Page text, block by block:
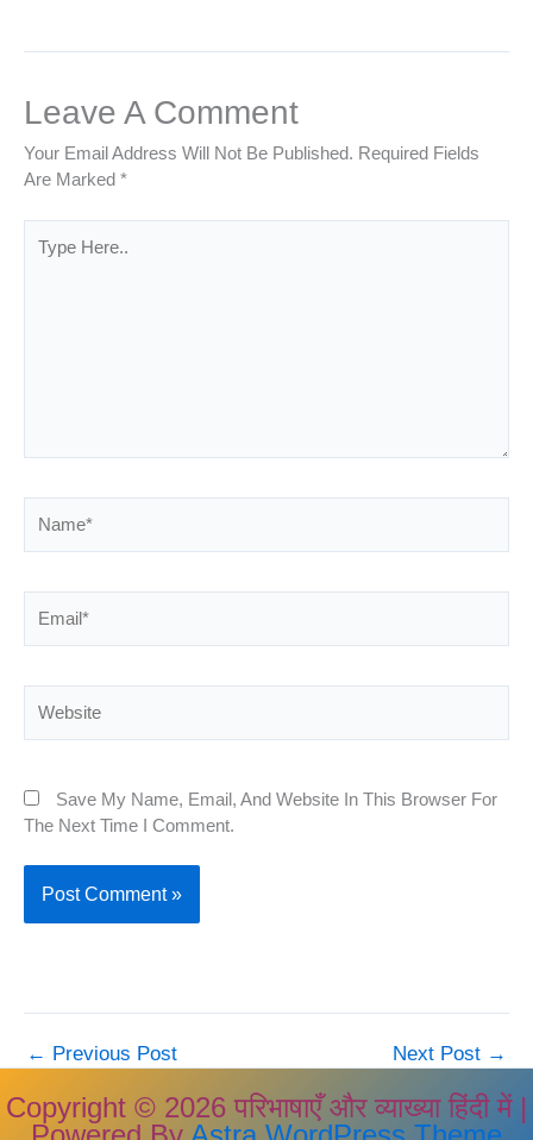
Leave A Comment
Your Email Address Will Not Be Published. Required Fields
Are Marked *
Here..
Save My Name, Email, And Website In This Browser For
The Next Time I Comment.
← Previous Post Next Post →
Copyright © 2026 परिभाषाएँ और व्याख्या हिंदी में |